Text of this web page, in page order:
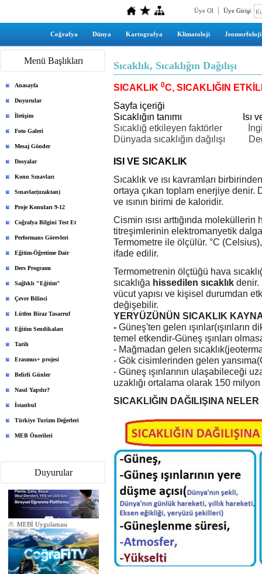
Üye Ol Üye Girişi
Coğrafya Dünya Kartografya Klimatoloji Jeomorfoloji
Menü Başlıkları
Anasayfa
Duyurular
İletişim
Foto Galeri
Mesaj Gönder
Dosyalar
Konu Sınavları
Sınavlar(uzaktan)
Proje Konuları 9-12
Coğrafya Bilgini Test Et
Performans Görevleri
Eğitim-Öğretime Dair
Ders Programı
Sağlıklı "Eğitim"
Çevre Bilinci
Lütfen Biraz Tasarruf
Eğitim Sendikaları
Tarih
Erasmus+ projesi
Belirli Günler
Nasıl Yapılır?
İstanbul
Türkiye Turizm Değerleri
MEB Önerileri
Duyurular
MEBİ Uygulaması
Sıcaklık, Sıcaklığın Dağılışı
SICAKLIK 0C, SICAKLIĞIN
Sayfa içeriği
Sıcaklığın tanımı Isı ve ısı
Sıcaklığ etkileyen faktörler
Dünyada sıcaklığın dağılışı
ISI VE SICAKLIK
Sıcaklık ve ısı kavramları
ortaya çıkan toplam enerjiye denir.
ve ısının birimi de kaloridir.
Cismin ısısı arttığında
titreşimlerinin elektromanyetik
Termometre ile ölçülür. °C
ifade edilir.
Termometrenin ölçtüğü hava
sıcaklığa hissedilen sıcakl ık denir.
vücut yapısı ve kişisel durumdan
değişebilir.
YERYÜZÜNÜN SICAKLIK
- Güneş'ten gelen ışınlar(ışınların
temel etkendir-Güneş ışınları
- Mağmadan gelen
- Gök cisimlerinden gelen
- Güneş ışınlarının ulaşabileceği
uzaklığı ortalama olarak 150
SICAKLIĞIN DAĞILIŞINA